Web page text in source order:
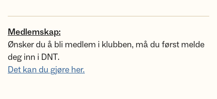
Medlemskap:
Ønsker du å bli medlem i klubben, må du først melde
deg inn i DNT.
Det kan du gjøre her.